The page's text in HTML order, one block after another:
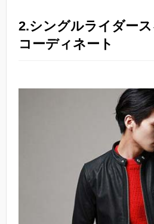
2.シングルライダー
コーディネート